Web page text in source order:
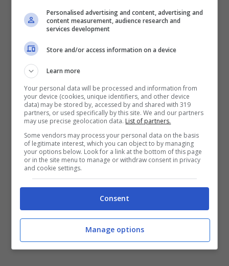
Luca Cordero di Montezemolo, il quale ha
dato la sua disponibilità a una stagione
riformista, che anche sui contenuti
sarebbe nettamente in linea con le
proposte di Italia Futura, il pensatoio
liberal-conservatore del numero uno di
Ferrari.
Montezemolo e Berlusconi più vicini,
mentre si allarga il solco che divide il
primo da Casini e Fini, con cui pare non ci
siano più rapporti, nemmeno a livello
personale.
Personalised advertising and content, advertising and
content measurement, audience research and
services development
Store and/or access information on a device
Learn more
Your personal data will be processed and information from
your device (cookies, unique identifiers, and other device
data) may be stored by, accessed by and shared with 319
partners, or used specifically by this site. We and our partners
may use precise geolocation data. List of partners.
Some vendors may process your personal data on the basis
of legitimate interest, which you can object to by managing
your options below. Look for a link at the bottom of this page
or in the site menu to manage or withdraw consent in privacy
and cookie settings.
Consent
Manage options